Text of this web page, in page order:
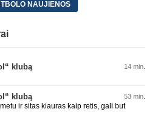
NAUJIENOS
klubą 14 min.
klubą 53 min.
ir sitas kiauras kaip retis, gali but